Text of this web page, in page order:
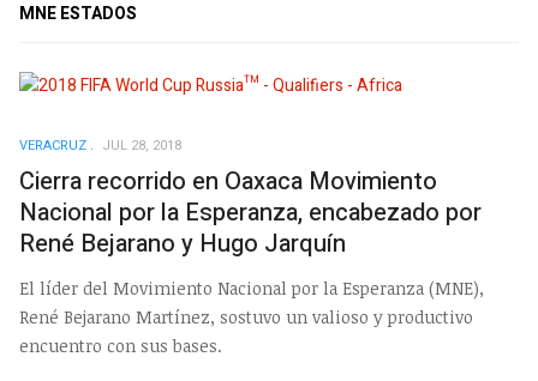
MNE ESTADOS
VERACRUZ JUL 28, 2018
Cierra recorrido en Oaxaca Movimiento
Nacional por la Esperanza, encabezado por
René Bejarano y Hugo Jarquín
El líder del Movimiento Nacional por la Esperanza (MNE),
René Bejarano Martínez, sostuvo un valioso y productivo
encuentro con sus bases.